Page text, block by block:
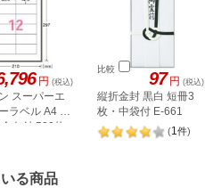
円 (税込)
スーパーエ
ラベル A4 12
白付 500枚
比較 97 円 (税込)
縦折金封 黒白 短冊3
枚・中袋付 E-661
(1件)
る商品